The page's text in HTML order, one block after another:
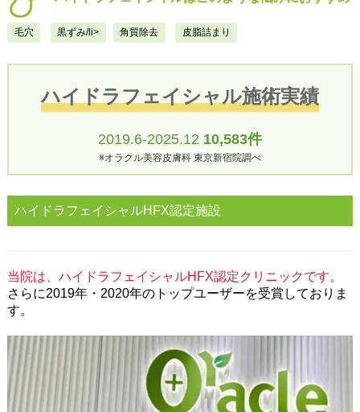
毛穴 黒ずみ/li> 角質除去 皮脂詰まり
ハイドラフェイシャル施術実績
2019.6-2025.12 10,583件
※オラクル美容皮膚科 東京新宿院調べ
ハイドラフェイシャルHFX認定施設
当院は、ハイドラフェイシャルHFX認定クリニックです。
さらに2019年・2020年のトップユーザーを受賞しておりま
す。